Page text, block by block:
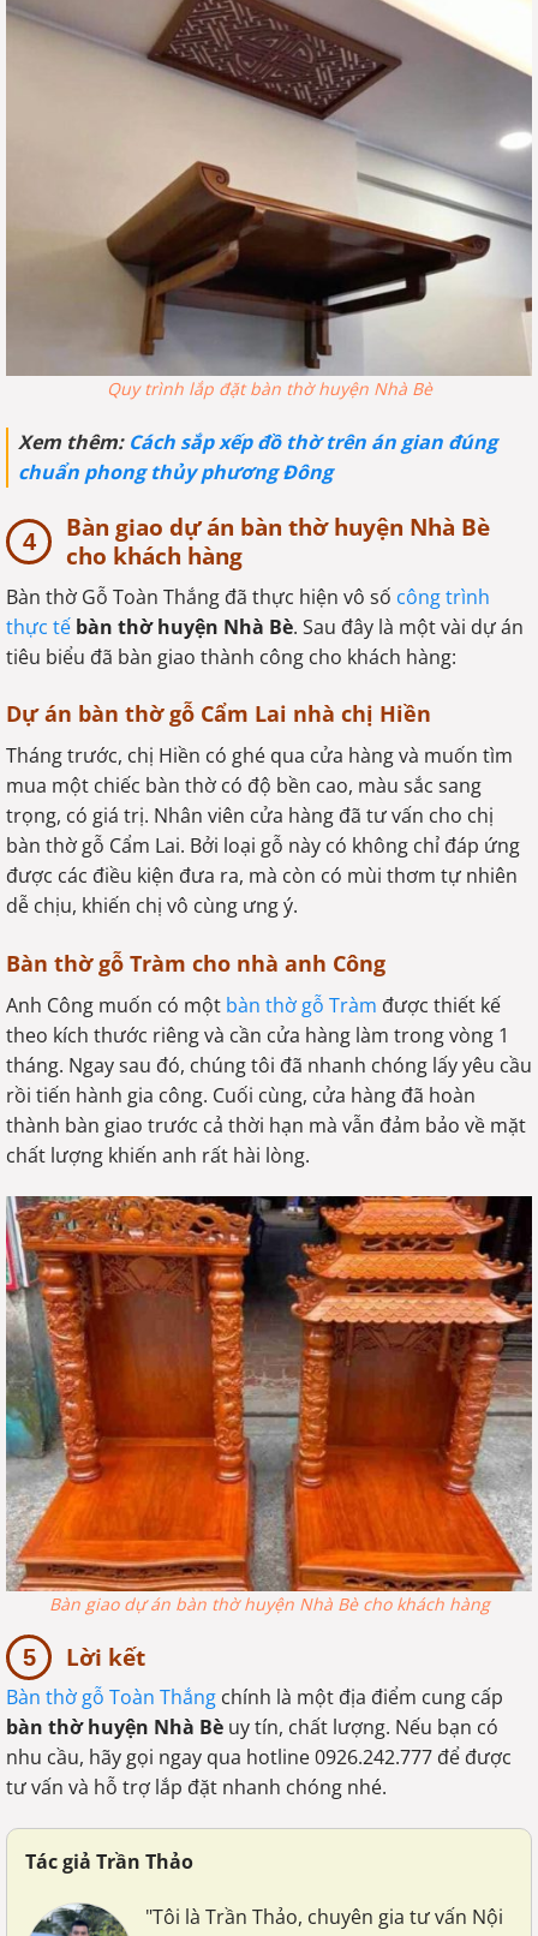
Quy trình lắp đặt bàn thờ huyện Nhà Bè
Xem thêm: Cách sắp xếp đồ thờ trên án gian đúng
chuẩn phong thủy phương Đông
Bàn giao dự án bàn thờ huyện Nhà Bè
cho khách hàng
Bàn thờ Gỗ Toàn Thắng đã thực hiện vô số công trình
thực tế bàn thờ huyện Nhà Bè. Sau đây là một vài dự án
tiêu biểu đã bàn giao thành công cho khách hàng:
Dự án bàn thờ gỗ Cẩm Lai nhà chị Hiền
Tháng trước, chị Hiền có ghé qua cửa hàng và muốn tìm
mua một chiếc bàn thờ có độ bền cao, màu sắc sang
trọng, có giá trị. Nhân viên cửa hàng đã tư vấn cho chị
bàn thờ gỗ Cẩm Lai. Bởi loại gỗ này có không chỉ đáp ứng
được các điều kiện đưa ra, mà còn có mùi thơm tự nhiên
dễ chịu, khiến chị vô cùng ưng ý.
Bàn thờ gỗ Tràm cho nhà anh Công
Anh Công muốn có một bàn thờ gỗ Tràm được thiết kế
theo kích thước riêng và cần cửa hàng làm trong vòng 1
tháng. Ngay sau đó, chúng tôi đã nhanh chóng lấy yêu cầu
rồi tiến hành gia công. Cuối cùng, cửa hàng đã hoàn
thành bàn giao trước cả thời hạn mà vẫn đảm bảo về mặt
chất lượng khiến anh rất hài lòng.
Bàn giao dự án bàn thờ huyện Nhà Bè cho khách hàng
Lời kết
Bàn thờ gỗ Toàn Thắng chính là một địa điểm cung cấp
bàn thờ huyện Nhà Bè uy tín, chất lượng. Nếu bạn có
nhu cầu, hãy gọi ngay qua hotline 0926.242.777 để được
tư vấn và hỗ trợ lắp đặt nhanh chóng nhé.
Tác giả Trần Thảo
"Tôi là Trần Thảo, chuyên gia tư vấn Nội